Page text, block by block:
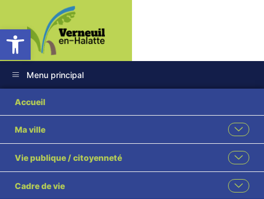
Ouvrir la barre d’outils
Menu principal
Accueil
Ma ville
Vie publique / citoyenneté
Cadre de vie